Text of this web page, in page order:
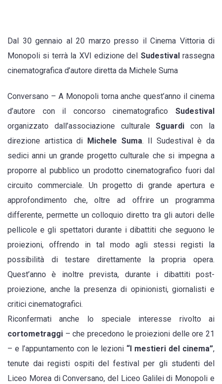
torna
il
cinema
Dal 30 gennaio al 20 marzo presso il Cinema Vittoria di
Monopoli si terrà la XVI edizione del Sudestival rassegna
cinematografica d’autore diretta da Michele Suma
Conversano – A Monopoli torna anche quest’anno il cinema
d’autore con il concorso cinematografico Sudestival
organizzato dall’associazione culturale Sguardi con la
direzione artistica di Michele Suma. Il Sudestival è da
sedici anni un grande progetto culturale che si impegna a
proporre al pubblico un prodotto cinematografico fuori dal
circuito commerciale. Un progetto di grande apertura e
approfondimento che, oltre ad offrire un programma
differente, permette un colloquio diretto tra gli autori delle
pellicole e gli spettatori durante i dibattiti che seguono le
proiezioni, offrendo in tal modo agli stessi registi la
possibilità di testare direttamente la propria opera.
Quest’anno è inoltre prevista, durante i dibattiti post-
proiezione, anche la presenza di opinionisti, giornalisti e
critici cinematografici.
Riconfermati anche lo speciale interesse rivolto ai
cortometraggi – che precedono le proiezioni delle ore 21
– e l’appuntamento con le lezioni “I mestieri del cinema”,
tenute dai registi ospiti del festival per gli studenti del
Liceo Morea di Conversano, del Liceo Galilei di Monopoli e